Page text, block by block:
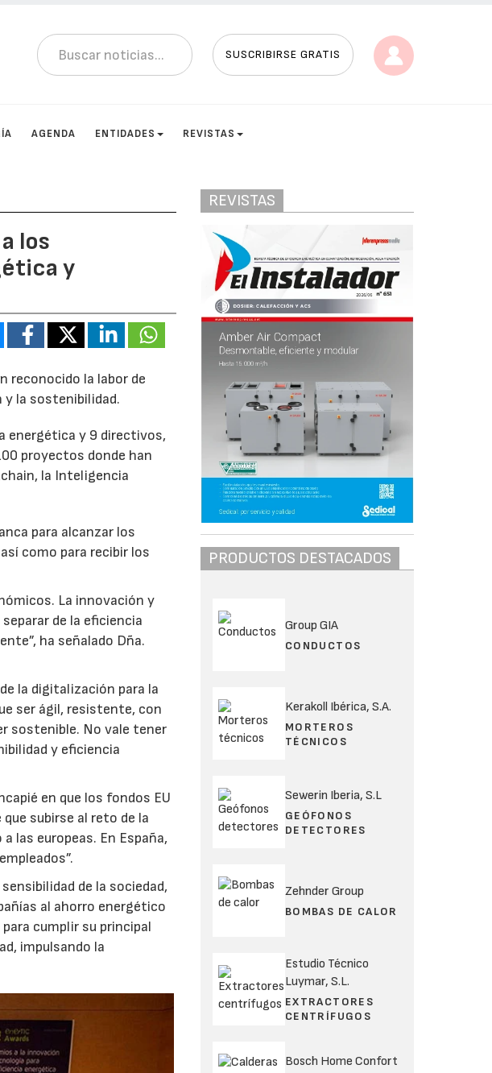
SUSCRIBIRSE GRATIS
AGENDA ENTIDADES REVISTAS
los
y
reconocido la labor de
la sostenibilidad.
energética y 9 directivos,
proyectos donde han
la Inteligencia
para alcanzar los
como para recibir los
La innovación y
de la eficiencia
ha señalado Dña.
la digitalización para la
ser ágil, resistente, con
sostenible. No vale tener
y eficiencia
en que los fondos EU
subirse al reto de la
las europeas. En España,
de la sociedad,
al ahorro energético
cumplir su principal
impulsando la
REVISTAS
PRODUCTOS DESTACADOS
Group GIA
CONDUCTOS
Kerakoll Ibérica, S.A.
MORTEROS
TÉCNICOS
Sewerin Iberia, S.L
GEÓFONOS
DETECTORES
Zehnder Group
BOMBAS DE CALOR
Estudio Técnico
Luymar, S.L.
EXTRACTORES
CENTRÍFUGOS
Bosch Home Confort